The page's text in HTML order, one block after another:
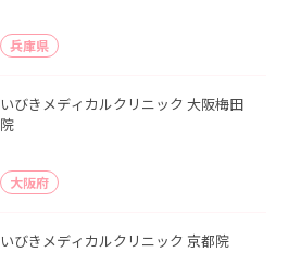
兵庫県
いびきメディカルクリニック 大阪梅田
院
大阪府
いびきメディカルクリニック 京都院